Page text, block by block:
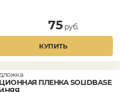
75руб.
КУПИТЬ
ПЛЕНКА SOLIDBASE